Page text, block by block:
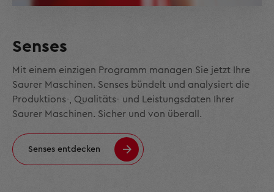
Senses
Mit einem einzigen Programm managen Sie jetzt Ihre
Saurer Maschinen. Senses bündelt und analysiert die
Produktions-, Qualitäts- und Leistungsdaten Ihrer
Saurer Maschinen. Sicher und von überall.
Senses entdecken